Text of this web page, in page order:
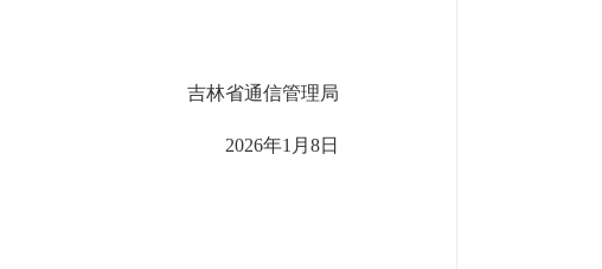
吉林省通信管理局
2026年1月8日